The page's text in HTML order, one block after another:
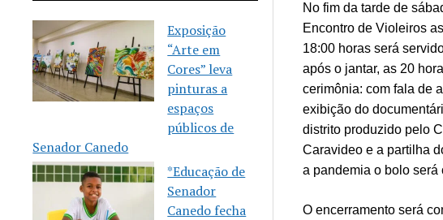
Exposição
“Arte em
Cores” leva
pinturas a
espaços
públicos de
Senador Canedo
*Educação de
Senador
Canedo fecha
No fim da tarde de
Encontro de Violeiros
18:00 horas será
após o jantar, as 20
cerimônia: com fala de
exibição do
distrito produzido pelo
Caravideo e a partilha
a pandemia o bolo será
O encerramento será